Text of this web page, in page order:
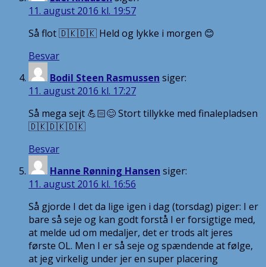
11. august 2016 kl. 19:57
Så flot 🇩🇰🇩🇰 Held og lykke i morgen 😊
Besvar
Bodil Steen Rasmussen siger:
11. august 2016 kl. 17:27
Så mega sejt 💪🏻😊 Stort tillykke med finalepladsen
🇩🇰🇩🇰🇩🇰
Besvar
Hanne Rønning Hansen siger:
11. august 2016 kl. 16:56
Så gjorde I det da lige igen i dag (torsdag) piger: I er
bare så seje og kan godt forstå I er forsigtige med,
at melde ud om medaljer, det er trods alt jeres
første OL. Men I er så seje og spændende at følge,
at jeg virkelig under jer en super placering